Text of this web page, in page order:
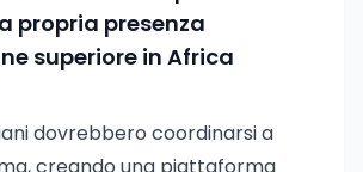
propria presenza
superiore in Africa
dovrebbero coordinarsi a